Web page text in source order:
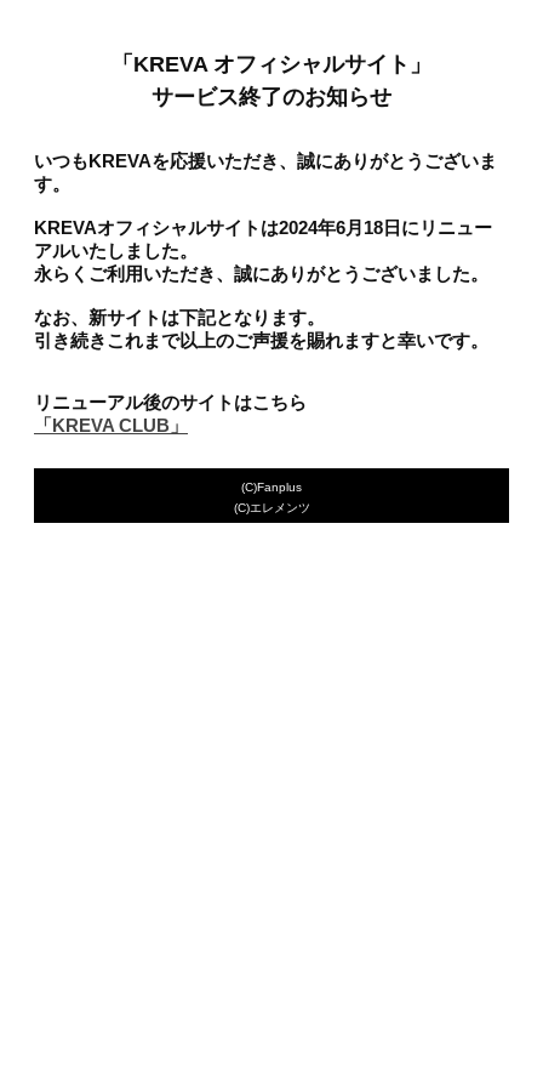
「KREVA オフィシャルサイト」
サービス終了のお知らせ
いつもKREVAを応援いただき、誠にありがとうございま
す。
KREVAオフィシャルサイトは2024年6月18日にリニュー
アルいたしました。
永らくご利用いただき、誠にありがとうございました。
なお、新サイトは下記となります。
引き続きこれまで以上のご声援を賜れますと幸いです。
リニューアル後のサイトはこちら
「KREVA CLUB」
(C)Fanplus
(C)エレメンツ